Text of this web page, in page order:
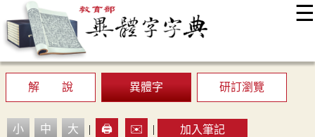
☰
最新消息
顯示模式
網站導覽
解 說
異體字 研訂瀏覽
小 中 大 | 🖨️ ✉️ | 加入筆記